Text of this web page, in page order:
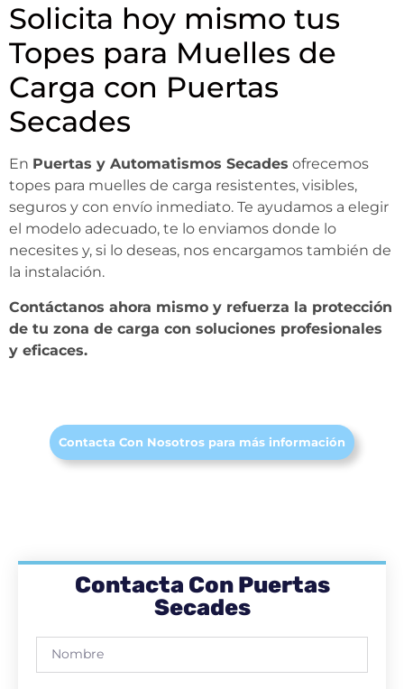
Solicita hoy mismo tus
Topes para Muelles de
Carga con Puertas
Secades
En Puertas y Automatismos Secades ofrecemos
topes para muelles de carga resistentes, visibles,
seguros y con envío inmediato. Te ayudamos a elegir
el modelo adecuado, te lo enviamos donde lo
necesites y, si lo deseas, nos encargamos también de
la instalación.
Contáctanos ahora mismo y refuerza la protección
de tu zona de carga con soluciones profesionales
y eficaces.
Contacta Con Nosotros para más información
Contacta Con Puertas
Secades